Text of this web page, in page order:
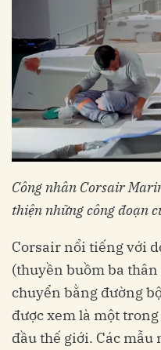
Công nhân Corsair
thiện những công đoạn
Corsair nổi tiếng với
(thuyền buồm ba thân
chuyển bằng đường
được xem là một
đầu thế giới. Các